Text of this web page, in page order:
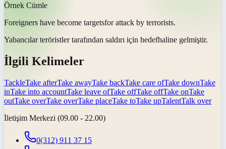
Örnek Cümle
Foreigners have become targetsfor attack by terrorists.
Yabancılar teröristler tarafından saldırı için hedefhaline gelmiştir.
İlgili Kelimeler
TackleTake afterTake awayTake backTake care ofTake downTake
inTake into accountTake leave ofTake offTake offTake onTake
outTake overTake overTake placeTake toTake upTalentTalk over
İletişim Merkezi (09.00 - 22.00)
0(312) 911 37 15